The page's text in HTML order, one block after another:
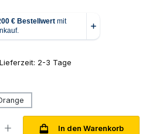
2-3 Tage
nicht verfügbar.)
In den Warenkorb